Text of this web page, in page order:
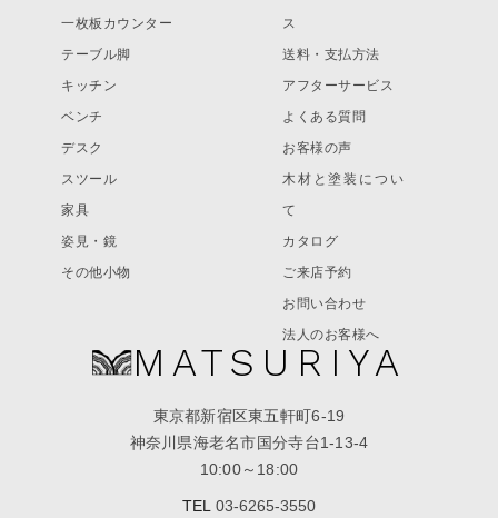
MATSURIYA
東京都新宿区東五軒町6-19
神奈川県海老名市国分寺台1-13-4
10:00～18:00
TEL 03-6265-3550
一枚板カウンター
テーブル脚
キッチン
ベンチ
デスク
スツール
家具
姿見・鏡
その他小物
ス
送料・支払方法
アフターサービス
よくある質問
お客様の声
木材と塗装につい
て
カタログ
ご来店予約
お問い合わせ
法人のお客様へ